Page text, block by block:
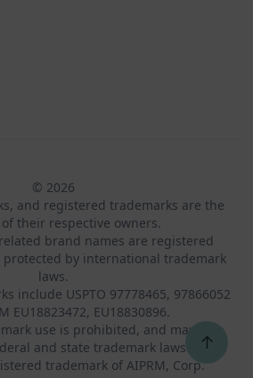
© 2026
and registered trademarks are the
their respective owners.
brand names are registered
by international trademark
laws.
include USPTO 97778465, 97866052
EU18823472, EU18830896.
use is prohibited, and may be a
and state trademark laws.
trademark of AIPRM, Corp.
↑